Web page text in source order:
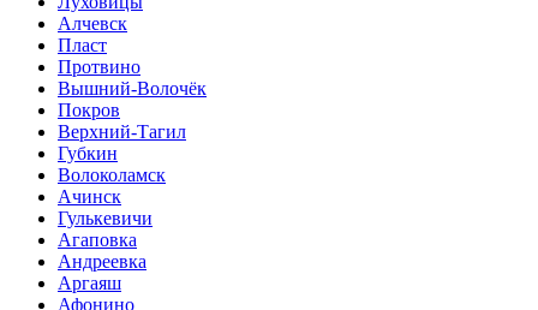
Алчевск
Пласт
Протвино
Вышний-Волочёк
Покров
Верхний-Тагил
Губкин
Волоколамск
Ачинск
Гулькевичи
Агаповка
Андреевка
Аргаяш
Афонино